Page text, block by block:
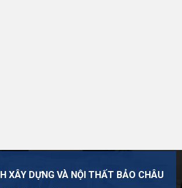
XÂY DỰNG VÀ NỘI THẤT BẢO CHÂU